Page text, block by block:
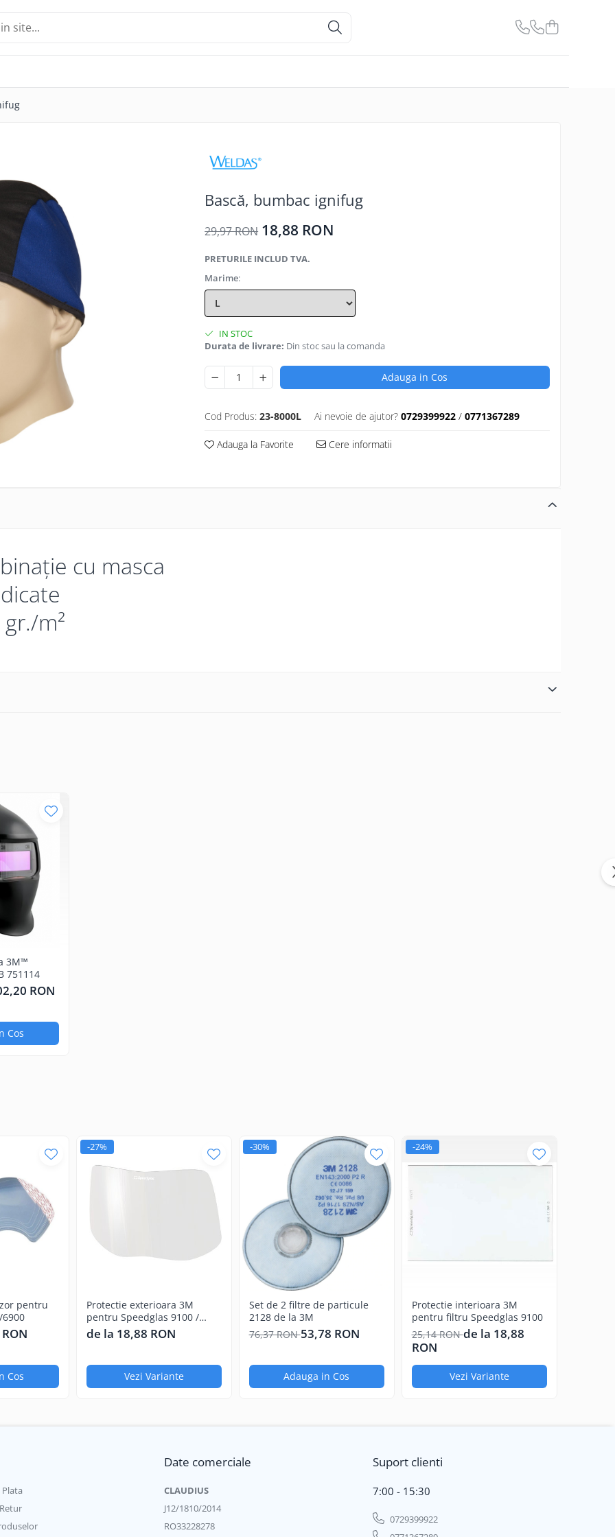
Bască, bumbac ignifug
29,97 RON 18,88 RON
PRETURILE INCLUD TVA.
Marime:
IN STOC
Durata de livrare: Din stoc sau la comanda
Adauga in Cos
Cod Produs: 23-8000L Ai nevoie de ajutor? 0729399922 /0771367289
Adauga la Favorite Cere informatii
cu masca
m²
3M™
751114
RON
Cos
pentru
Cos
-27%
Protectie exterioara 3M
pentru Speedglas 9100 /
Speedglas G5-01, G5-03
de la 18,88 RON
Vezi Variante
-30%
Set de 2 filtre de particule
2128 de la 3M
76,37 RON53,78 RON
Adauga in Cos
-24%
Protectie interioara 3M
pentru filtru Speedglas 9100
25,14 RONde la 18,88
RON
Vezi Variante
Date comerciale
CLAUDIUS
J12/1810/2014
RO33228278
Suport clienti
7:00 - 15:30
0729399922